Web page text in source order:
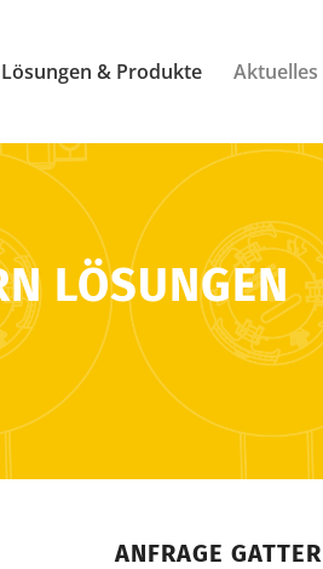
Lösungen & Produkte Aktuelles
LÖSUNGEN
ANFRAGE GATTER